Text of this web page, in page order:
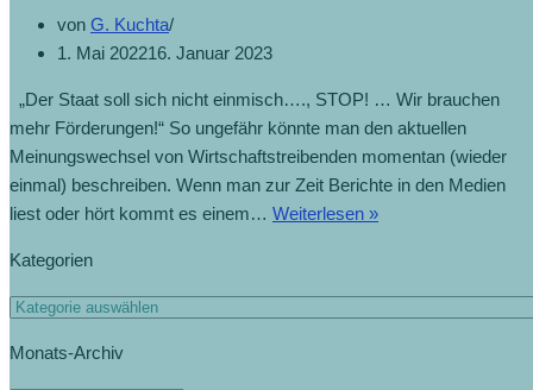
von G. Kuchta
1. Mai 202216. Januar 2023
„Der Staat soll sich nicht einmisch…., STOP! … Wir brauchen
mehr Förderungen!“ So ungefähr könnte man den aktuellen
Meinungswechsel von Wirtschaftstreibenden momentan (wieder
einmal) beschreiben. Wenn man zur Zeit Berichte in den Medien
liest oder hört kommt es einem… Weiterlesen »
Kategorien
Monats-Archiv